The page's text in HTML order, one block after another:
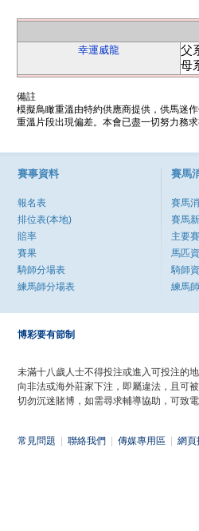
幸運威龍
父
母
備註
模擬鳥瞰重溫由特約供應商提供，供馬迷
重溫片段出現偏差。本會已盡一切努力務
賽事資料
報名表
排位表(本地)
賠率
賽果
騎師分場表
練馬師分場表
賽馬
賽馬
賽馬
主要
馬匹
騎師
練馬
博彩要有節制
未滿十八歲人士不得投注或進入可投注的地
向非法或海外莊家下注，即屬違法，且可被
切勿沉迷賭博，如需尋求輔導協助，可致
常見問題 聯絡我們 傳媒專用區 網頁